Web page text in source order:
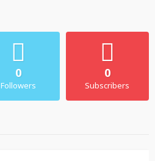
0
Followers
0
Subscribers